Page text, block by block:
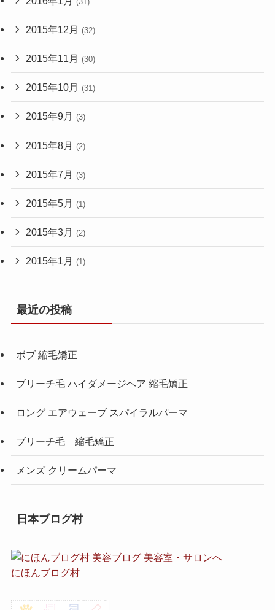
2015年12月 (32)
2015年11月 (30)
2015年10月 (31)
2015年9月 (3)
2015年8月 (2)
2015年7月 (3)
2015年5月 (1)
2015年3月 (2)
2015年1月 (1)
最近の投稿
ボブ 縮毛矯正
ブリーチ毛 ハイダメージヘア 縮毛矯正
ロング エアウェーブ スパイラルパーマ
ブリーチ毛 縮毛矯正
メンズ クリームパーマ
日本ブログ村
にほんブログ村